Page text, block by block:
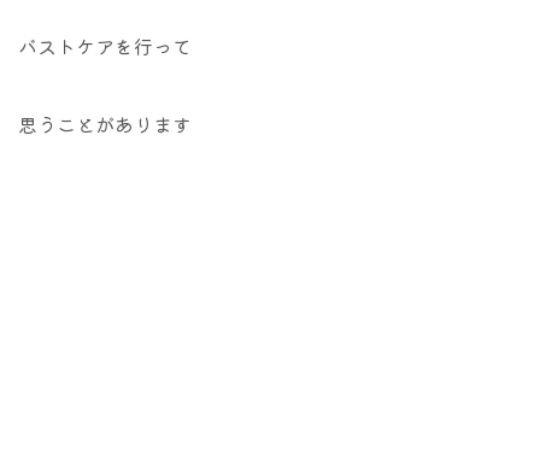
バストケアを行って
思うことがあります